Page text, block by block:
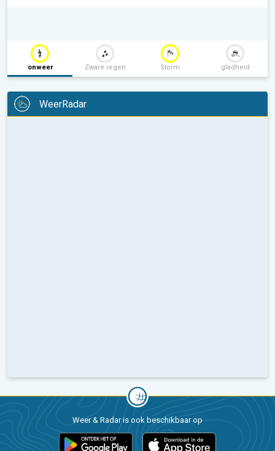
onweer Zware regen Storm gladheid
WeerRadar
Weer & Radar is ook beschikbaar op